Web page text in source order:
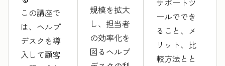
この講座で
は、ヘルプ
デスクを導
入して顧客
規模を拡大
し、担当者
の効率化を
図るヘルプ
ールででき
ること、メ
リット、比
較方法とと